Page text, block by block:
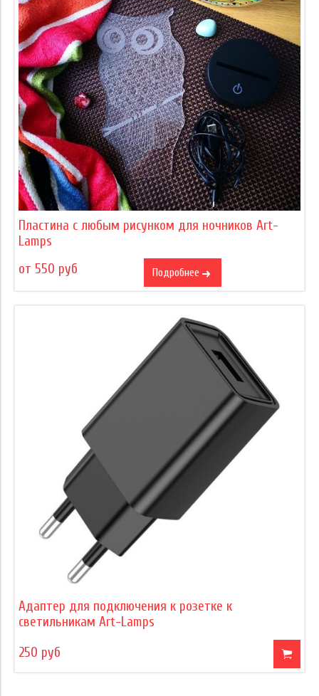
Пластина с любым рисунком для ночников Art-
Lamps
от 550 руб
Подробнее
Адаптер для подключения к розетке к
светильникам Art-Lamps
250 руб